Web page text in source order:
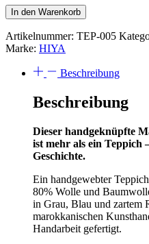
Amani
Marokkanischer
Teppich
|
Menge
In den Warenkorb
Artikelnummer: TEP-005
Marke: HIYA
Beschreibung
Beschreibung
Dieser handgeknüpfte
ist mehr als ein Teppich
Geschichte.
Ein handgewebter
80% Wolle und
in Grau, Blau und zartem
marokkanischen
Handarbeit gefertigt.